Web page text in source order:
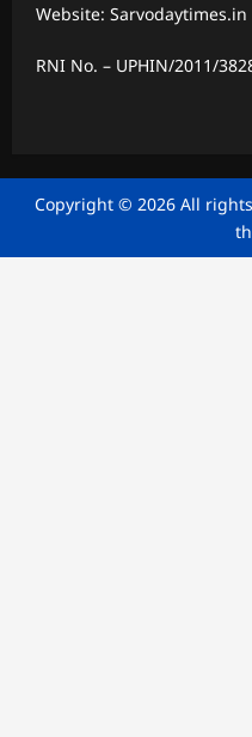
Website: Sarvodaytimes.in
RNI No. – UPHIN/2011/
Copyright © 2026 All